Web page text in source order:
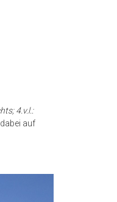
4.v.l.:
auf